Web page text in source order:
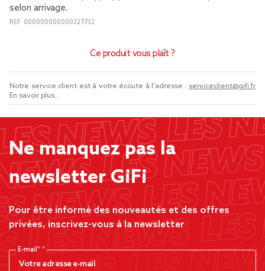
selon arrivage.
REF. 000000000000327732
Ce produit vous plaît ?
Notre service client est à votre écoute à l'adresse : serviceclient@gifi.fr
En savoir plus...
Ne manquez pas la
newsletter GiFi
Pour être informé des nouveautés et des offres
privées, inscrivez-vous à la newsletter
E-mail*